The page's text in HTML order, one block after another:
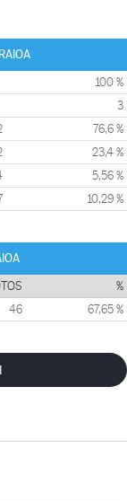
100 %
3
76,6 %
23,4 %
5,56 %
10,29 %
%
46 67,65 %